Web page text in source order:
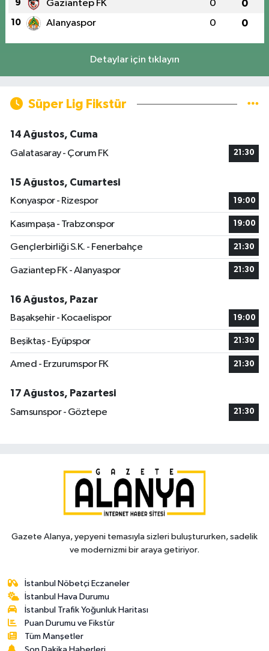
9 Gaziantep FK 0 0
10 Alanyaspor 0 0
Detaylar için tıklayın
Süper Lig Fikstür
14 Ağustos, Cuma
Galatasaray - Çorum FK
21:30
15 Ağustos, Cumartesi
Konyaspor - Rizespor
19:00
Kasımpaşa - Trabzonspor 19:00
Gençlerbirliği S.K. - Fenerbahçe 21:30
Gaziantep FK - Alanyaspor 21:30
16 Ağustos, Pazar
Başakşehir - Kocaelispor
19:00
Beşiktaş - Eyüpspor 21:30
Amed - Erzurumspor FK 21:30
17 Ağustos, Pazartesi
Samsunspor - Göztepe
21:30
Gazete Alanya, yepyeni temasıyla sizleri buluştururken, sadelik
ve modernizmi bir araya getiriyor.
İstanbul Nöbetçi Eczaneler
İstanbul Hava Durumu
İstanbul Trafik Yoğunluk Haritası
Puan Durumu ve Fikstür
Tüm Manşetler
Son Dakika Haberleri